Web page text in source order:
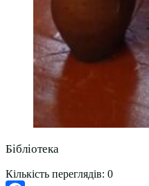
Бібліотека
Кількість переглядів: 0